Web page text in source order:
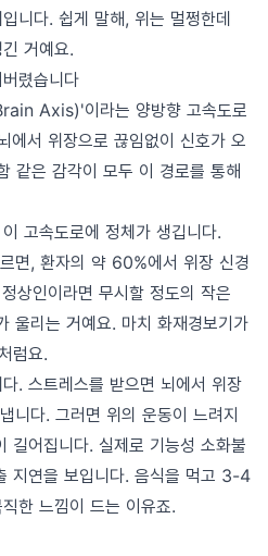
니다. 쉽게 말해, 위는 멀쩡한데
거예요.
렸습니다
Axis)'이라는 양방향 고속도로
에서 위장으로 끊임없이 신호가 오
같은 감각이 모두 이 경로를 통해
고속도로에 정체가 생깁니다.
면, 환자의 약 60%에서 위장 신경
상인이라면 무시할 정도의 작은
울리는 거예요. 마치 화재경보기가
럼요.
. 스트레스를 받으면 뇌에서 위장
니다. 그러면 위의 운동이 느려지
길어집니다. 실제로 기능성 소화불
지연을 보입니다. 음식을 먹고 3-4
한 느낌이 드는 이유죠.